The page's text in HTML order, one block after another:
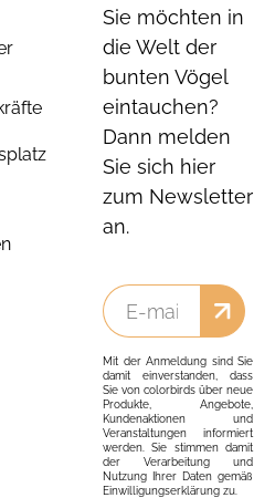
Sie möchten in
die Welt der
bunten Vögel
eintauchen?
Dann melden
Sie sich hier
zum Newsletter
an.
Mit der Anmeldung sind Sie
damit einverstanden, dass
Sie von colorbirds über neue
Produkte, Angebote,
Kundenaktionen und
Veranstaltungen informiert
werden. Sie stimmen damit
der Verarbeitung und
Nutzung Ihrer Daten gemäß
Einwilligungserklärung zu.